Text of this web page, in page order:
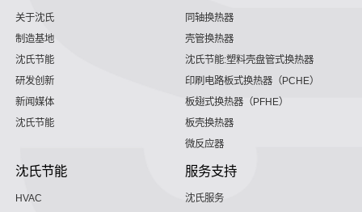
关于沈氏
制造基地
沈氏节能
研发创新
新闻媒体
沈氏节能
同轴换热器
壳管换热器
沈氏节能:塑料壳盘管式换热器
印刷电路板式换热器（PCHE）
板翅式换热器（PFHE）
板壳换热器
微反应器
沈氏节能
HVAC
服务支持
沈氏服务